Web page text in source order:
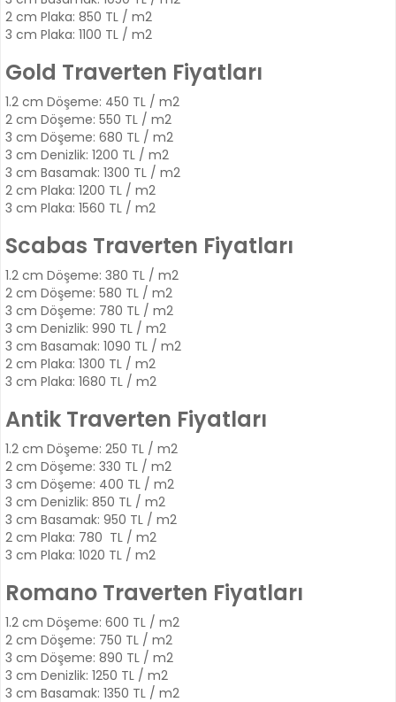
2 cm Plaka: 850 TL / m2
3 cm Plaka: 1100 TL / m2
Gold Traverten Fiyatları
1.2 cm Döşeme: 450 TL / m2
2 cm Döşeme: 550 TL / m2
3 cm Döşeme: 680 TL / m2
3 cm Denizlik: 1200 TL / m2
3 cm Basamak: 1300 TL / m2
2 cm Plaka: 1200 TL / m2
3 cm Plaka: 1560 TL / m2
Scabas Traverten Fiyatları
1.2 cm Döşeme: 380 TL / m2
2 cm Döşeme: 580 TL / m2
3 cm Döşeme: 780 TL / m2
3 cm Denizlik: 990 TL / m2
3 cm Basamak: 1090 TL / m2
2 cm Plaka: 1300 TL / m2
3 cm Plaka: 1680 TL / m2
Antik Traverten Fiyatları
1.2 cm Döşeme: 250 TL / m2
2 cm Döşeme: 330 TL / m2
3 cm Döşeme: 400 TL / m2
3 cm Denizlik: 850 TL / m2
3 cm Basamak: 950 TL / m2
2 cm Plaka: 780 TL / m2
3 cm Plaka: 1020 TL / m2
Romano Traverten Fiyatları
1.2 cm Döşeme: 600 TL / m2
2 cm Döşeme: 750 TL / m2
3 cm Döşeme: 890 TL / m2
3 cm Denizlik: 1250 TL / m2
3 cm Basamak: 1350 TL / m2